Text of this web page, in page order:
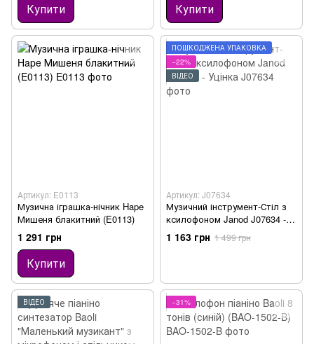
Купити Купити
Артикул: E0113
Музична іграшка-нічник Hape
Мишеня блакитний (E0113)
1 291 грн
Купити
ПОШКОДЖЕНА УПАКОВКА
−22%
ВІДЕО
Артикул: J07634
Музичний інструмент-Стіл з
ксилофоном Janod J07634 -
Уцінка
1 163 грн 1 499 грн
ВІДЕО −31%